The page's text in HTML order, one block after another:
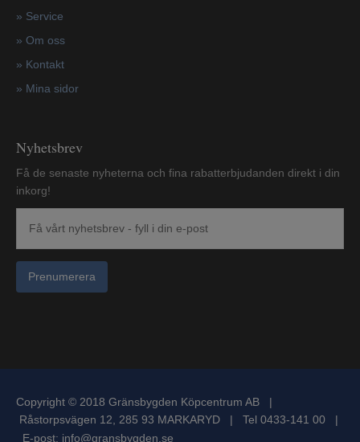
» Service
» Om oss
» Kontakt
» Mina sidor
Nyhetsbrev
Få de senaste nyheterna och fina rabatterbjudanden direkt i din
inkorg!
Prenumerera
Copyright © 2018 Gränsbygden Köpcentrum AB |
Råstorpsvägen 12, 285 93 MARKARYD | Tel 0433-141 00 |
E-post: info@gransbygden.se